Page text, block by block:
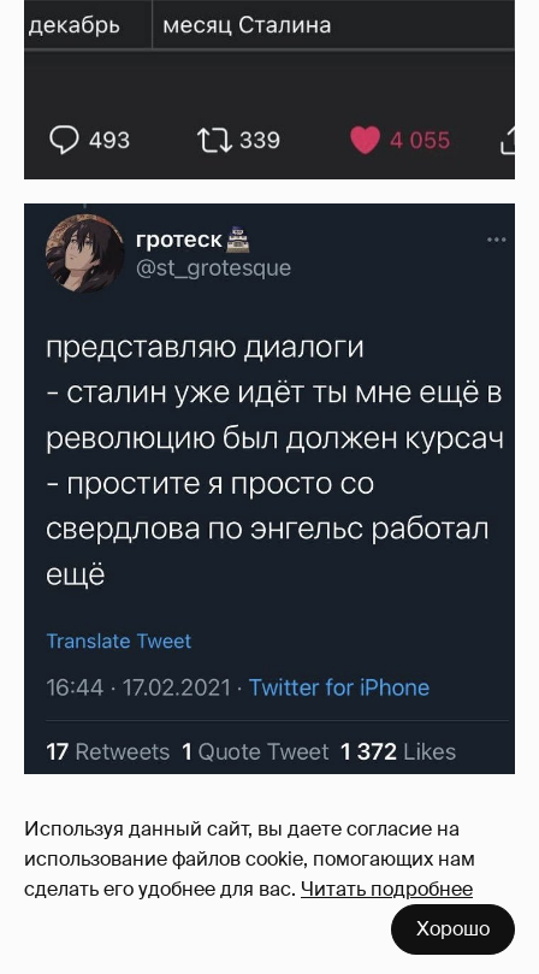
Используя данный сайт, вы даете согласие на
использование файлов cookie, помогающих нам
сделать его удобнее для вас. Читать подробнее
Хорошо